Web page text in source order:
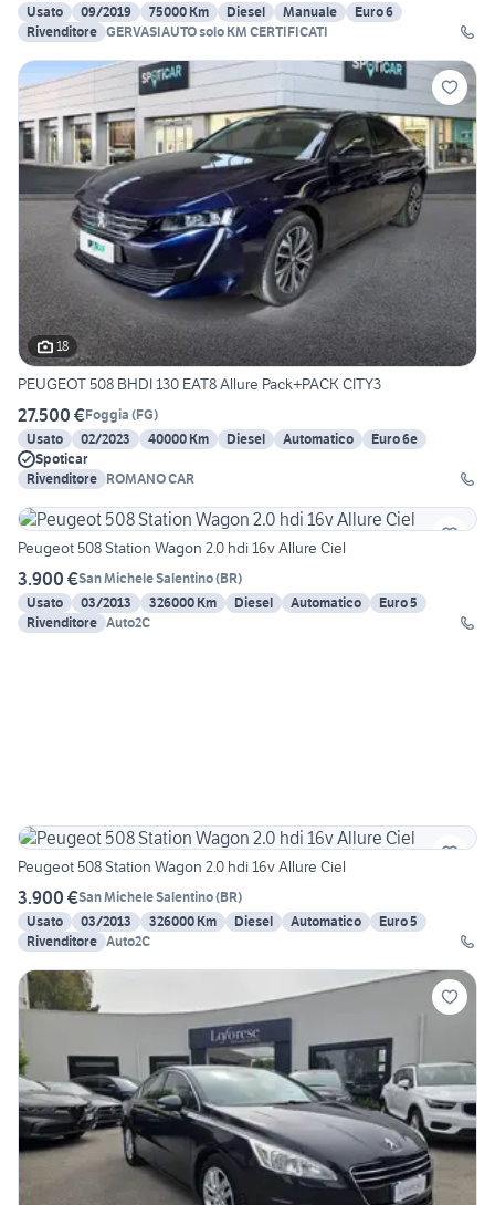
Usato
09/2019 75000 Km Diesel Manuale
Euro 6
Rivenditore GERVASIAUTO solo KM CERTIFICATI
18
PEUGEOT 508 BHDI 130 EAT8 Allure Pack+PACK CITY3
27.500 €Foggia (FG)
Usato
02/2023 40000 Km Diesel Automatico
Euro 6e
Spoticar
Rivenditore ROMANO CAR
Peugeot 508 Station Wagon 2.0 hdi 16v Allure Ciel
3.900 €San Michele Salentino(BR)
Usato
03/2013 326000 Km Diesel Automatico
Euro 5
Rivenditore Auto2C
Peugeot 508 Station Wagon 2.0 hdi 16v Allure Ciel
3.900 €San Michele Salentino(BR)
Usato
03/2013 326000 Km Diesel Automatico
Euro 5
Rivenditore Auto2C